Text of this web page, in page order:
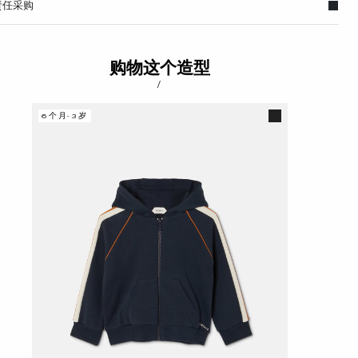
采购
购物这个造型
/
6个月-3岁